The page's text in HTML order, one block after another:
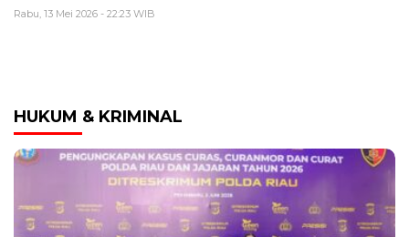
Rabu, 13 Mei 2026 - 22:23 WIB
HUKUM & KRIMINAL